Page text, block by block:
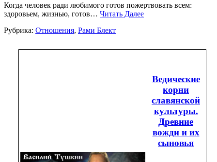
Когда человек ради любимого готов пожертвовать всем:
здоровьем, жизнью, готов… Читать Далее
Рубрика: Отношения, Рами Блект
Ведические
корни
славянской
культуры.
Древние
вожди и их
сыновья